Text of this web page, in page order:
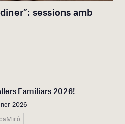
sessions amb
Familiars 2026!
2026